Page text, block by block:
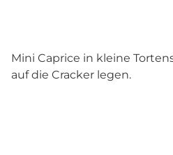
Mini Caprice in kleine
auf die Cracker legen.